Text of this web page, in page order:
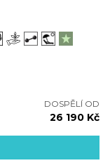
DOSPĚLÍ OD
26 190 Kč